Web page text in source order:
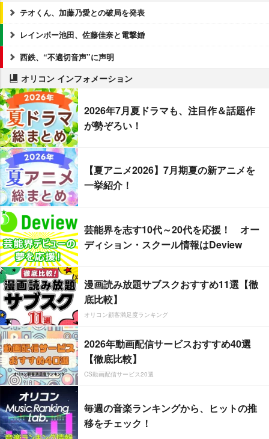
テオくん、加藤乃愛との破局を発表
レインボー池田、佐藤佳奈と電撃婚
西鉄、“不適切音声”に声明
オリコン インフォメーション
2026年7月夏ドラマも、注目作＆話題作
が勢ぞろい！
【夏アニメ2026】7月期夏の新アニメを
一挙紹介！
芸能界を志す10代～20代を応援！ オー
ディション・スクール情報はDeview
漫画読み放題サブスクおすすめ11選【徹
底比較】
オリコン顧客満足度ランキング
2026年動画配信サービスおすすめ40選
【徹底比較】
CS動画配信サービス20選
毎週の音楽ランキングから、ヒットの推
移をチェック！